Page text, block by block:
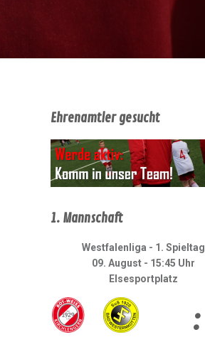
Ehrenamtler gesucht
1. Mannschaft
Westfalenliga - 1. Spieltag
09. August - 15:45 Uhr
Elsesportplatz
: